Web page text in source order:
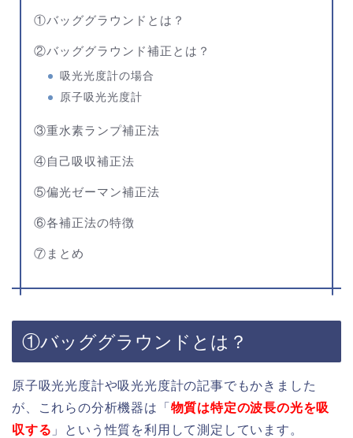
①バッググラウンドとは？
②バッググラウンド補正とは？
吸光光度計の場合
原子吸光光度計
③重水素ランプ補正法
④自己吸収補正法
⑤偏光ゼーマン補正法
⑥各補正法の特徴
⑦まとめ
①バッググラウンドとは？
原子吸光光度計や吸光光度計の記事でもかきました
が、これらの分析機器は「 物質は特定の波長の光を吸
収する 」という性質を利用して測定しています。